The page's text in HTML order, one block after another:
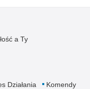
a Ty
Działania
Komendy